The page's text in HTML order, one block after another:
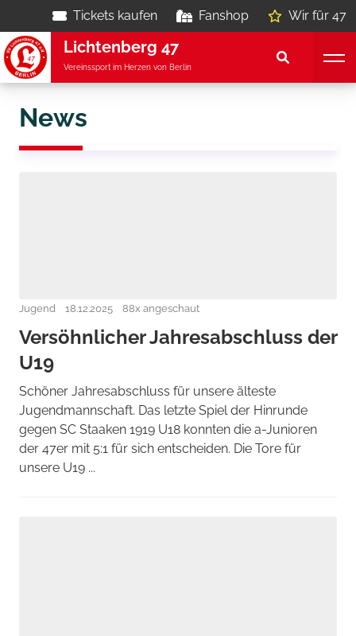
Tickets kaufen Fanshop Wir für 47
Lichtenberg 47
Vereinssport im Herzen von Berlin
News
Jugend 18.12.2025 88x angeschaut
Versöhnlicher Jahresabschluss der
U19
Schöner Jahresabschluss für unsere älteste
Jugendmannschaft. Das letzte Spiel der Hinrunde
gegen SC Staaken 1919 U18 konnten die a-Junioren
der 47er mit 5:1 für sich entscheiden. Die Tore für
unsere U19 ...